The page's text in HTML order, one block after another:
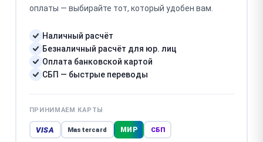
оплаты — выбирайте тот, который удобен вам.
Наличный расчёт
Безналичный расчёт для юр. лиц
Оплата банковской картой
СБП — быстрые переводы
ПРИНИМАЕМ КАРТЫ
VISA Mastercard МИР СБП